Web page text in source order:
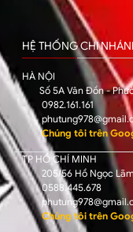
HỆ THỐNG CHI
HÀ NỘI
Số 5A Vân Đồn -
0982.161.161
Chúng tôi trên
TP HỒ CHÍ MINH
205/56 Hồ Ngọc
0588.445.678
Chúng tôi trên